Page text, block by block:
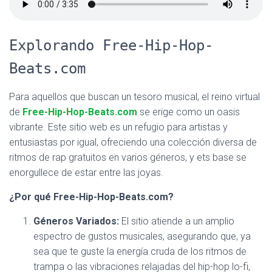
Explorando Free-Hip-Hop-
Beats.com
Para aquellos que buscan un tesoro musical, el reino virtual
de Free-Hip-Hop-Beats.com se erige como un oasis
vibrante. Este sitio web es un refugio para artistas y
entusiastas por igual, ofreciendo una colección diversa de
ritmos de rap gratuitos en varios géneros, y ets base se
enorgullece de estar entre las joyas.
¿Por qué Free-Hip-Hop-Beats.com?
Géneros Variados: El sitio atiende a un amplio
espectro de gustos musicales, asegurando que, ya
sea que te guste la energía cruda de los ritmos de
trampa o las vibraciones relajadas del hip-hop lo-fi,